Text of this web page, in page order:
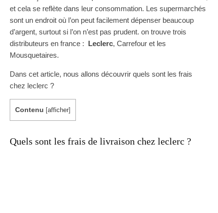
et cela se reflète dans leur consommation. Les supermarchés
sont un endroit où l’on peut facilement dépenser beaucoup
d’argent, surtout si l’on n’est pas prudent. on trouve trois
distributeurs en france : Leclerc, Carrefour et les
Mousquetaires.
Dans cet article, nous allons découvrir quels sont les frais
chez leclerc ?
Contenu [afficher]
Quels sont les frais de livraison chez leclerc ?